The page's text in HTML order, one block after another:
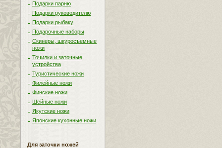
Подарки парню
Подарки руководителю
Подарки рыбаку
Подарочные наборы
Скинеры, шкуросъемные
ножи
Точилки и заточные
устройства
Туристические ножи
Филейные ножи
Финские ножи
Шейные ножи
Якутские ножи
Японские кухонные ножи
Для заточки ножей